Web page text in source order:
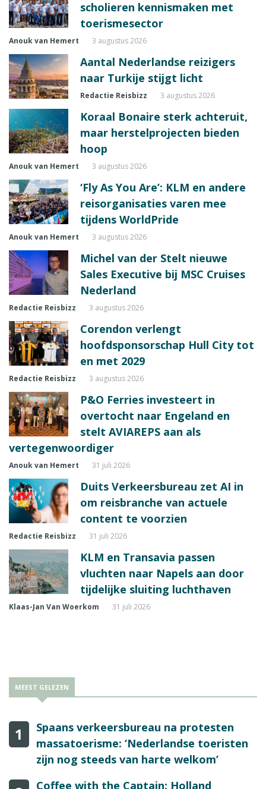
scholieren kennismaken met
toerismesector
Anouk van Hemert 3 augustus 2026
Aantal Nederlandse reizigers
naar Turkije stijgt licht
Redactie Reisbizz 3 augustus 2026
Koraal Bonaire sterk achteruit,
maar herstelprojecten bieden
hoop
Anouk van Hemert 3 augustus 2026
‘Fly As You Are’: KLM en andere
reisorganisaties varen mee
tijdens WorldPride
Anouk van Hemert 3 augustus 2026
Michel van der Stelt nieuwe
Sales Executive bij MSC Cruises
Nederland
Redactie Reisbizz 3 augustus 2026
Corendon verlengt
hoofdsponsorschap Hull City tot
en met 2029
Redactie Reisbizz 3 augustus 2026
P&O Ferries investeert in
overtocht naar Engeland en
stelt AVIAREPS aan als
vertegenwoordiger
Anouk van Hemert 31 juli 2026
Duits Verkeersbureau zet AI in
om reisbranche van actuele
content te voorzien
Redactie Reisbizz 31 juli 2026
KLM en Transavia passen
vluchten naar Napels aan door
tijdelijke sluiting luchthaven
Klaas-Jan Van Woerkom 31 juli 2026
MEEST GELEZEN
1
Spaans verkeersbureau na protesten
massatoerisme: ‘Nederlandse toeristen
zijn nog steeds van harte welkom’
Coffee with the Captain: Holland